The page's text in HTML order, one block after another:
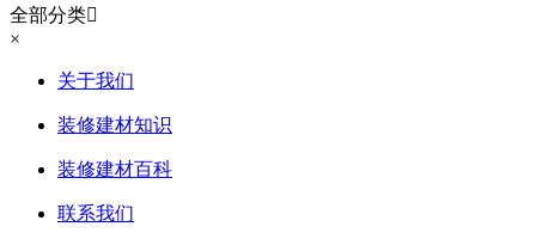
全部分类
×
关于我们
装修建材知识
装修建材百科
联系我们